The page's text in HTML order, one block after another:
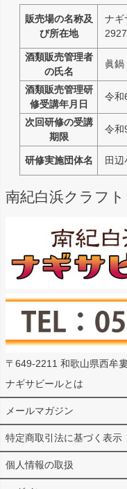
販売場の名称及
び所在地
ナギ
酒類販売管理者
の氏名
眞
酒類販売管理研
修受講年月日
令和
次回研修の受講
期限
令和
研修実施団体名 田
南紀白浜クラフ
〒649-2211 和歌山県西牟
ナギサビールとは
メールマガジン
特定商取引法に基づく表示
個人情報の取扱